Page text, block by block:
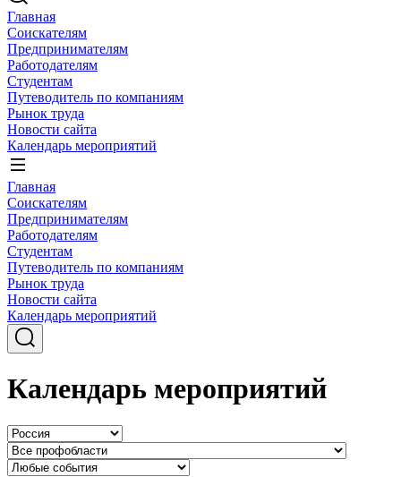
Главная
Соискателям
Предпринимателям
Работодателям
Студентам
Путеводитель по компаниям
Рынок труда
Новости сайта
Календарь мероприятий
Главная
Соискателям
Предпринимателям
Работодателям
Студентам
Путеводитель по компаниям
Рынок труда
Новости сайта
Календарь мероприятий
Календарь мероприятий